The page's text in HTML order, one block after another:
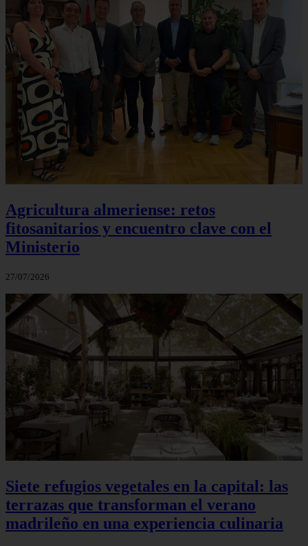
Agricultura almeriense: retos
fitosanitarios y encuentro clave con el
Ministerio
27/07/2026
Siete refugios vegetales en la capital: las
terrazas que transforman el verano
madrileño en una experiencia culinaria